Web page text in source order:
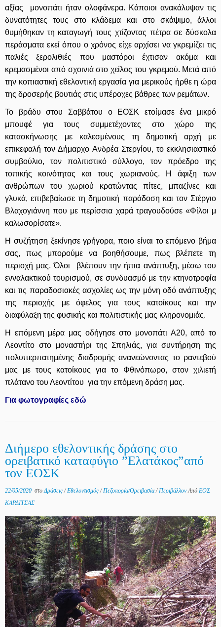
αξίας μονοπάτι ήταν ολοφάνερα. Κάποιοι ανακάλυψαν τις
δυνατότητες τους στο κλάδεμα και στο σκάψιμο, άλλοι
θυμήθηκαν τη καταγωγή τους χτίζοντας πέτρα σε δύσκολα
περάσματα εκεί όπου ο χρόνος είχε αρχίσει να γκρεμίζει τις
παλιές ξερολιθιές που μαστόροι έχτισαν ακόμα και
κρεμασμένοι από σχοινιά στο χείλος του γκρεμού. Μετά από
την κοπιαστική εθελοντική εργασία για μερικούς ήρθε η ώρα
της δροσερής βουτιάς στις υπέροχες βάθρες των ρεμάτων.
Το βράδυ στου Σαββάτου ο ΕΟΣΚ ετοίμασε ένα μικρό
μπουφέ για τους συμμετέχοντες στο χώρο της
κατασκήνωσης με καλεσμένους τη δημοτική αρχή με
επικεφαλή τον Δήμαρχο Ανδρέα Στεργίου, το εκκλησιαστικό
συμβούλιο, τον πολιτιστικό σύλλογο, τον πρόεδρο της
τοπικής κοινότητας και τους χωριανούς. Η άφιξη των
ανθρώπων του χωριού κρατώντας πίτες, μπαζίνες και
γλυκά, επιβεβαίωσε τη δημοτική παράδοση και τον Στέργιο
Βλαχογιάννη που με περίσσια χαρά τραγουδούσε «Φίλοι μ
καλωσορίσατε».
Η συζήτηση ξεκίνησε γρήγορα, ποιο είναι το επόμενο βήμα
σας, πως μπορούμε να βοηθήσουμε, πως βλέπετε τη
περιοχή μας. Όλοι βλέπουν την ήπια ανάπτυξη, μέσω του
ενναλακτικού τουρισμού, σε συνδυασμό με την κτηνοτροφία
και τις παραδοσιακές ασχολίες ως την μόνη οδό ανάπτυξης
της περιοχής με όφελος για τους κατοίκους και την
διαφύλαξη της φυσικής και πολιτιστικής μας κληρονομιάς.
Η επόμενη μέρα μας οδήγησε στο μονοπάτι Α20, από το
Λεοντίτο στο μοναστήρι της Σπηλιάς, για συντήρηση της
πολυπερπατημένης διαδρομής ανανεώνοντας το ραντεβού
μας με τους κατοίκους για το Φθινόπωρο, στον χιλιετή
πλάτανο του Λεοντίτου για την επόμενη δράση μας.
Για φωτογραφίες εδώ
Διήμερο εθελοντικής δράσης στο
ορειβατικό καταφύγιο ”Ελατάκος”από
τον ΕΟΣΚ
22/05/2020 στοΔράσεις/Εθελοντισμός/Πεζοπορία/Ορειβασία/ΠεριβάλλονΑπό ΕΟΣ
ΚΑΡΔΙΤΣΑΣ